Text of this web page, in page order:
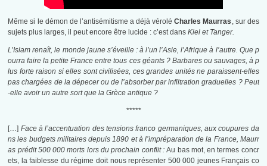
Même si le démon de l’antisémitisme a déjà véroléCharles Maurras , sur des
sujets plus larges, il peut encore être lucide : c’est dansKiel et Tanger.
L’Islam renaît, le monde jaune s’éveille : à l’un l’Asie, l’Afrique à l’autre. Que p
ourra faire la petite France entre tous ces géants ? Barbares ou sauvages, à p
lus forte raison si elles sont civilisées, ces grandes unités ne paraissent-elles
pas chargées de la dépecer ou de l’absorber par infiltration graduelles ? Peut
-elle avoir un autre sort que la Grèce antique ?
*****
[…] Face à l’accentuation des tensions franco germaniques, aux coupures da
ns les budgets militaires depuis 1890 et à l’impréparation de la France, Maurr
as prédit 500 000 morts lors du prochain conflit :Au bas mot, en termes concr
ets, la faiblesse du régime doit nous représenter 500 000 jeunes Français co